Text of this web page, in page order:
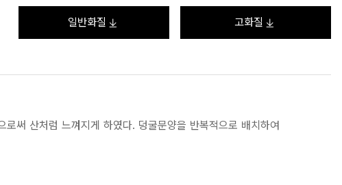
일반화질 고화질
써 산처럼 느껴지게 하였다. 덩굴문양을 반복적으로 배치하여